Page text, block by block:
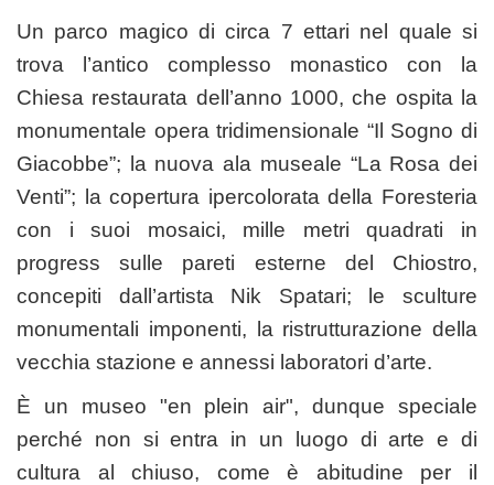
Un parco magico di circa 7 ettari nel quale si
trova l’antico complesso monastico con la
Chiesa restaurata dell’anno 1000, che ospita la
monumentale opera tridimensionale “Il Sogno di
Giacobbe”; la nuova ala museale “La Rosa dei
Venti”; la copertura ipercolorata della Foresteria
con i suoi mosaici, mille metri quadrati in
progress sulle pareti esterne del Chiostro,
concepiti dall’artista Nik Spatari; le sculture
monumentali imponenti, la ristrutturazione della
vecchia stazione e annessi laboratori d’arte.
È un museo "en plein air", dunque speciale
perché non si entra in un luogo di arte e di
cultura al chiuso, come è abitudine per il